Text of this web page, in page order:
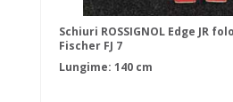
Schiuri ROSSIGNOL Edge JR
Fischer FJ 7
Lungime: 140 cm